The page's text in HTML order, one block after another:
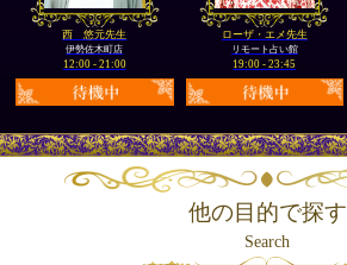
西 悠元先生
伊勢佐木町店
12:00 - 21:00
ローザ・エメ先生
リモート占い館
19:00 - 23:45
他の目的で探す
Search